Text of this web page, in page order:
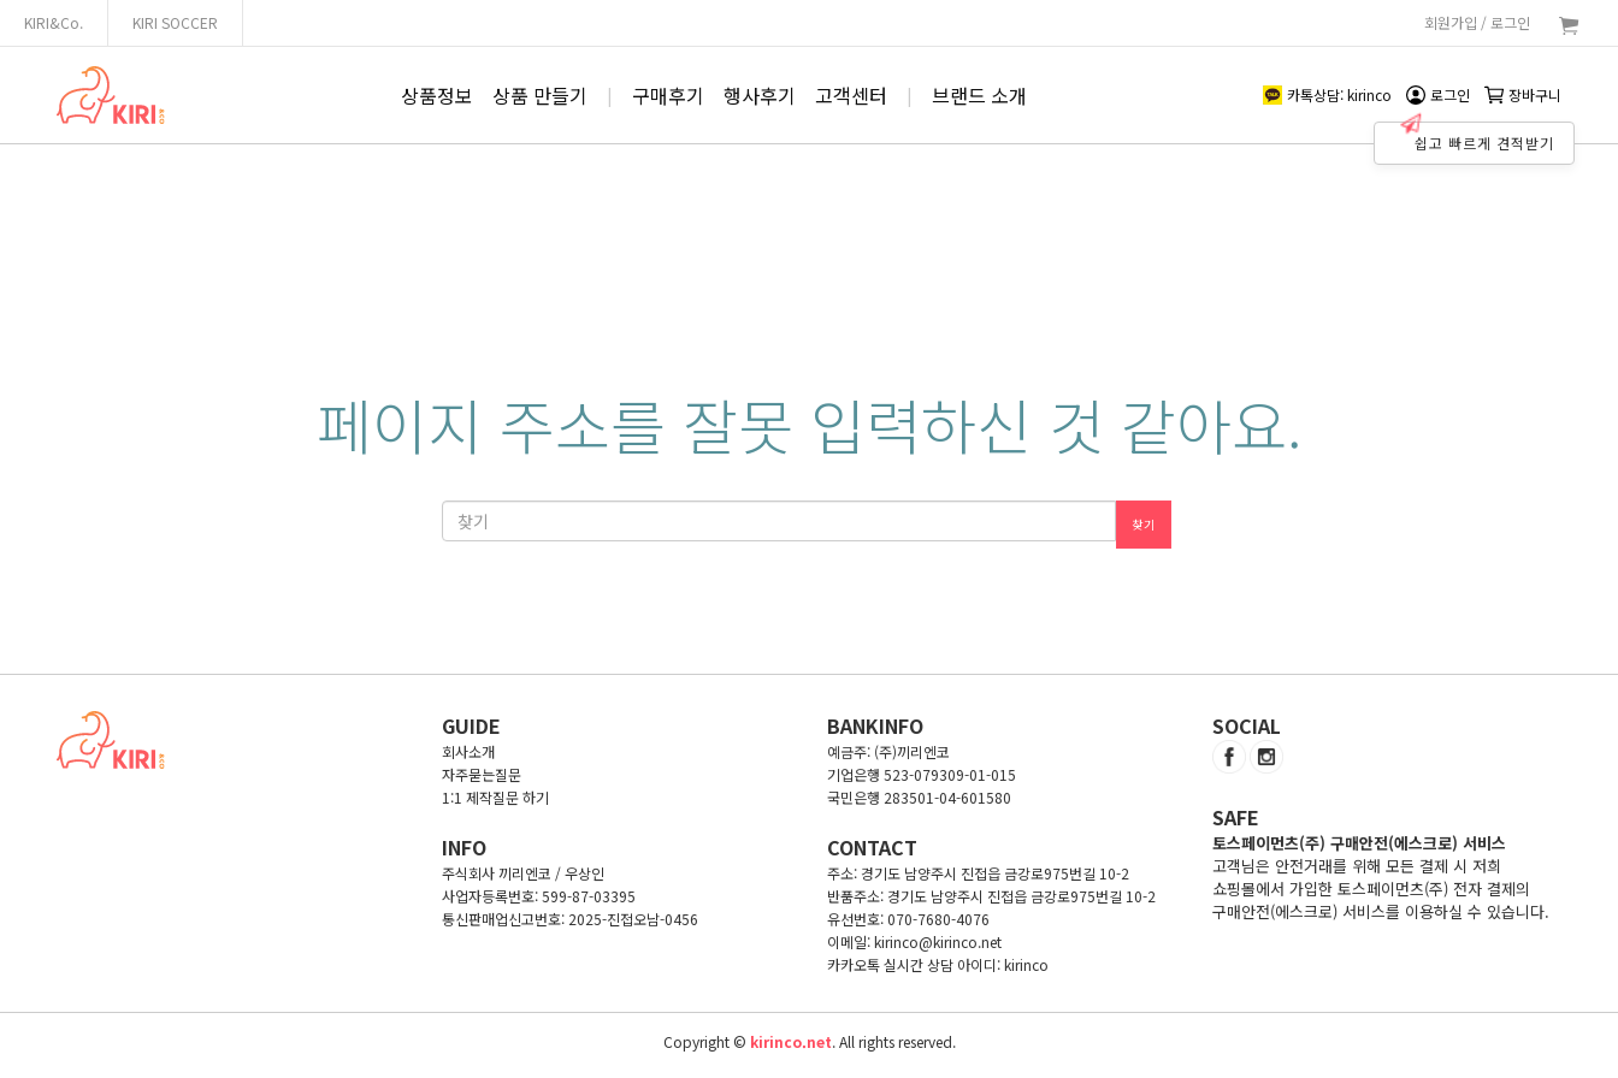
원하는 상품의 견적을 받아보세요.
전체메뉴
상품정보
KIRI&Co. KIRI SOCCER 회원가입 / 로그인
쉽고 빠르게 견적받기
상품정보 상품 만들기 | 구매후기 행사후기 고객센터 | 브랜드 소개 카톡상담: kirinco 로그인 장바구니
페이지 주소를 잘못 입력하신 것 같아요.
찾기
GUIDE
회사소개
자주묻는질문
1:1 제작질문 하기
INFO
주식회사 끼리엔코 / 우상인
사업자등록번호: 599-87-03395
통신판매업신고번호: 2025-진접오남-0456
BANKINFO
예금주: (주)끼리엔코
기업은행 523-079309-01-015
국민은행 283501-04-601580
CONTACT
주소: 경기도 남양주시 진접읍 금강로975번길 10-2
반품주소: 경기도 남양주시 진접읍 금강로975번길 10-2
유선번호: 070-7680-4076
이메일: kirinco@kirinco.net
카카오톡 실시간 상담 아이디: kirinco
SOCIAL
SAFE
토스페이먼츠(주) 구매안전(에스크로) 서비스
고객님은 안전거래를 위해 모든 결제 시 저희
쇼핑몰에서 가입한 토스페이먼츠(주) 전자 결제의
구매안전(에스크로) 서비스를 이용하실 수 있습니다.
Copyright © kirinco.net. All rights reserved.